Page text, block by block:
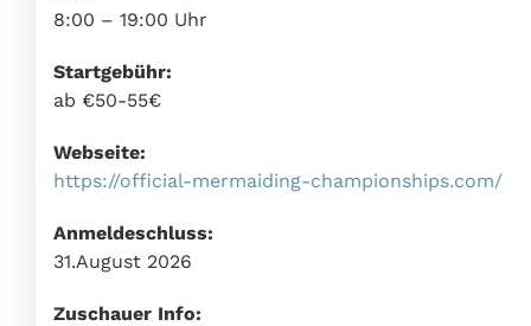
8:00 – 19:00 Uhr
Startgebühr:
ab €50-55€
Webseite:
https://official-mermaiding-championships.com/
Anmeldeschluss:
31.August 2026
Zuschauer Info: